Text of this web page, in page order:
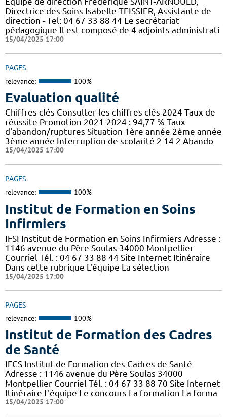
Directrice des Soins Isabelle TEISSIER, Assistante de
direction - Tel: 04 67 33 88 44 Le secrétariat
pédagogique Il est composé de 4 adjoints administrati
15/04/2025 17:00
PAGES
relevance: 100%
Evaluation qualité
Chiffres clés Consulter les chiffres clés 2024 Taux de
réussite Promotion 2021-2024 : 94,77 % Taux
d'abandon/ruptures Situation 1ère année 2ème année
3ème année Interruption de scolarité 2 14 2 Abando
15/04/2025 17:00
PAGES
relevance: 100%
Institut de Formation en Soins
Infirmiers
IFSI Institut de Formation en Soins Infirmiers Adresse :
1146 avenue du Père Soulas 34000 Montpellier
Courriel Tél. : 04 67 33 88 44 Site Internet Itinéraire
Dans cette rubrique L'équipe La sélection
15/04/2025 17:00
PAGES
relevance: 100%
Institut de Formation des Cadres
de Santé
IFCS Institut de Formation des Cadres de Santé
Adresse : 1146 avenue du Père Soulas 34000
Montpellier Courriel Tél. : 04 67 33 88 70 Site Internet
Itinéraire L'équipe Le concours La formation La forma
15/04/2025 17:00